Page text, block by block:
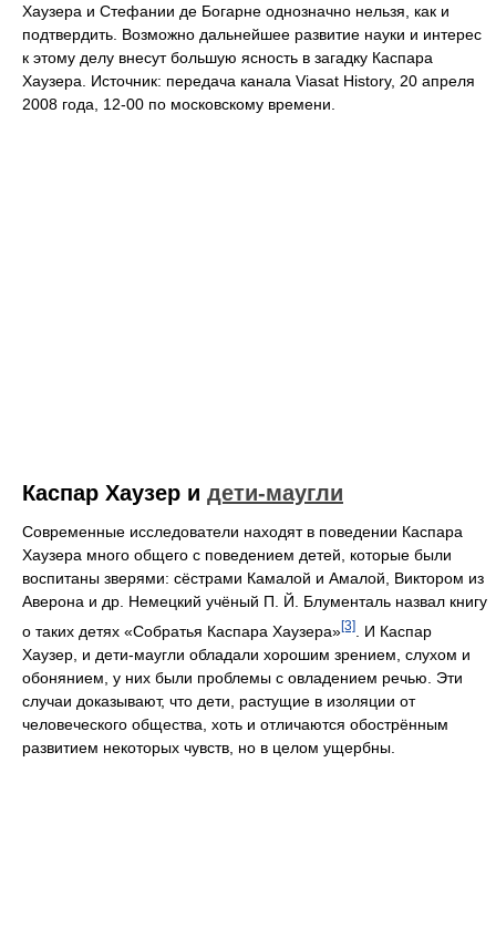
Хаузера и Стефании де Богарне однозначно нельзя, как и
подтвердить. Возможно дальнейшее развитие науки и интерес
к этому делу внесут большую ясность в загадку Каспара
Хаузера. Источник: передача канала Viasat History, 20 апреля
2008 года, 12-00 по московскому времени.
Каспар Хаузер и дети-маугли
Современные исследователи находят в поведении Каспара
Хаузера много общего с поведением детей, которые были
воспитаны зверями: сёстрами Камалой и Амалой, Виктором из
Аверона и др. Немецкий учёный П. Й. Блументаль назвал книгу
о таких детях «Собратья Каспара Хаузера»[3]
. И Каспар
Хаузер, и дети-маугли обладали хорошим зрением, слухом и
обонянием, у них были проблемы с овладением речью. Эти
случаи доказывают, что дети, растущие в изоляции от
человеческого общества, хоть и отличаются обострённым
развитием некоторых чувств, но в целом ущербны.